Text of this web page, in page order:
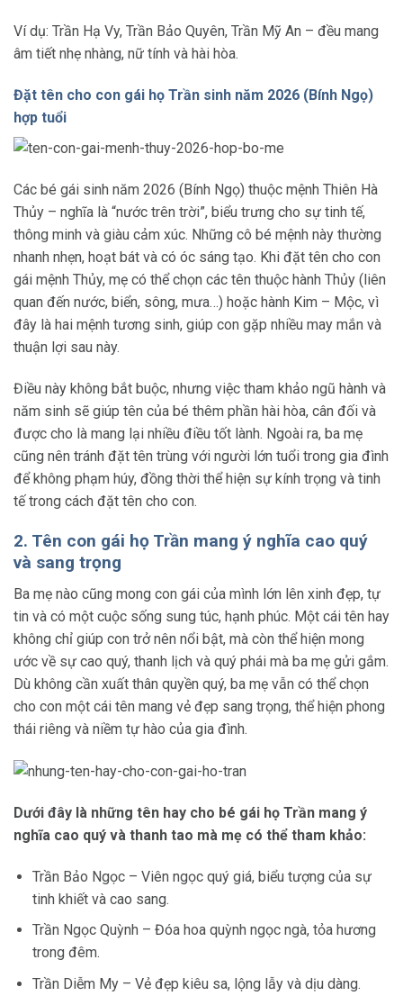
Ví dụ: Trần Hạ Vy, Trần Bảo Quyên, Trần Mỹ An – đều mang
âm tiết nhẹ nhàng, nữ tính và hài hòa.
Đặt tên cho con gái họ Trần sinh năm 2026 (Bính Ngọ)
hợp tuổi
Các bé gái sinh năm 2026 (Bính Ngọ) thuộc mệnh Thiên Hà
Thủy – nghĩa là “nước trên trời”, biểu trưng cho sự tinh tế,
thông minh và giàu cảm xúc. Những cô bé mệnh này thường
nhanh nhẹn, hoạt bát và có óc sáng tạo. Khi đặt tên cho con
gái mệnh Thủy, mẹ có thể chọn các tên thuộc hành Thủy (liên
quan đến nước, biển, sông, mưa…) hoặc hành Kim – Mộc, vì
đây là hai mệnh tương sinh, giúp con gặp nhiều may mắn và
thuận lợi sau này.
Điều này không bắt buộc, nhưng việc tham khảo ngũ hành và
năm sinh sẽ giúp tên của bé thêm phần hài hòa, cân đối và
được cho là mang lại nhiều điều tốt lành. Ngoài ra, ba mẹ
cũng nên tránh đặt tên trùng với người lớn tuổi trong gia đình
để không phạm húy, đồng thời thể hiện sự kính trọng và tinh
tế trong cách đặt tên cho con.
2. Tên con gái họ Trần mang ý nghĩa cao quý
và sang trọng
Ba mẹ nào cũng mong con gái của mình lớn lên xinh đẹp, tự
tin và có một cuộc sống sung túc, hạnh phúc. Một cái tên hay
không chỉ giúp con trở nên nổi bật, mà còn thể hiện mong
ước về sự cao quý, thanh lịch và quý phái mà ba mẹ gửi gắm.
Dù không cần xuất thân quyền quý, ba mẹ vẫn có thể chọn
cho con một cái tên mang vẻ đẹp sang trọng, thể hiện phong
thái riêng và niềm tự hào của gia đình.
Dưới đây là những tên hay cho bé gái họ Trần mang ý
nghĩa cao quý và thanh tao mà mẹ có thể tham khảo:
Trần Bảo Ngọc – Viên ngọc quý giá, biểu tượng của sự
tinh khiết và cao sang.
Trần Ngọc Quỳnh – Đóa hoa quỳnh ngọc ngà, tỏa hương
trong đêm.
Trần Diễm My – Vẻ đẹp kiêu sa, lộng lẫy và dịu dàng.